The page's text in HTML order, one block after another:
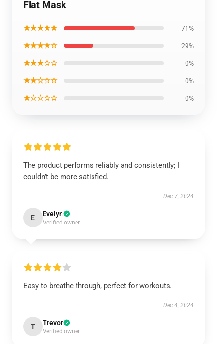
Flat Mask
★★★★★ 71%
★★★★☆ 29%
★★★☆☆ 0%
★★☆☆☆ 0%
★☆☆☆☆ 0%
The product performs reliably and consistently; I
couldn’t be more satisfied.
Dec 7, 2024
E Evelyn
Verified owner
Easy to breathe through, perfect for workouts.
Dec 4, 2024
T Trevor
Verified owner